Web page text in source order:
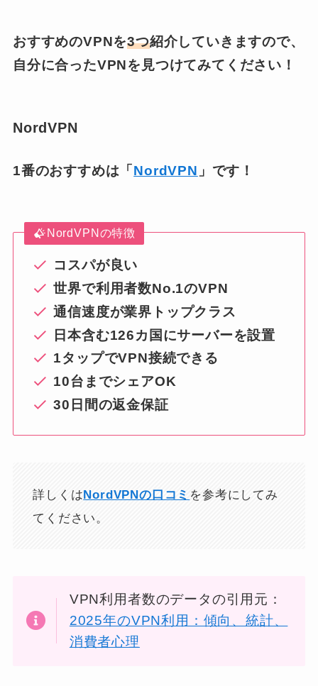
おすすめのVPNを3つ紹介していきますので、
自分に合ったVPNを見つけてみてください！
NordVPN
1番のおすすめは「 NordVPN 」です！
NordVPNの特徴
コスパが良い
世界で利用者数No.1のVPN
通信速度が業界トップクラス
日本含む126カ国にサーバーを設置
1タップでVPN接続できる
10台までシェアOK
30日間の返金保証
詳しくはNordVPNの口コミ を参考にしてみ
てください。
VPN利用者数のデータの引用元：
2025年のVPN利用：傾向、統計、
消費者心理